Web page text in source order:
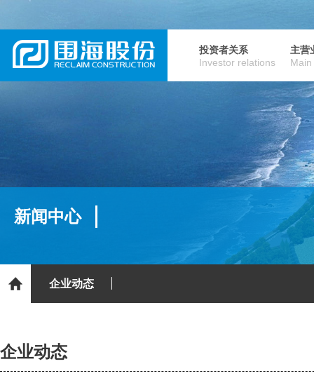
投资者关系
Investor relations
主营
新闻中心
企业动态
企业动态